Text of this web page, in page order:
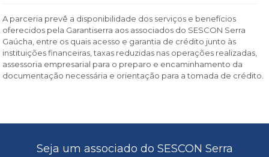
A parceria prevê a disponibilidade dos serviços e benefícios
oferecidos pela Garantiserra aos associados do SESCON Serra
Gaúcha, entre os quais acesso e garantia de crédito junto às
instituições financeiras, taxas reduzidas nas operações realizadas,
assessoria empresarial para o preparo e encaminhamento da
documentação necessária e orientação para a tomada de crédito.
Seja um associado do SESCON Serra